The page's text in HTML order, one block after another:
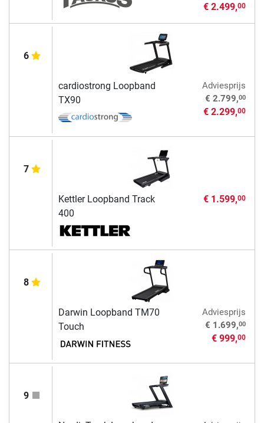
€ 2.499,00
6
cardiostrong Loopband
TX90
Adviesprijs
€ 2.799,00
€ 2.299,00
7
Kettler Loopband Track
400
€ 1.599,00
8
Darwin Loopband TM70
Touch
Adviesprijs
€ 1.699,00
€ 999,00
9